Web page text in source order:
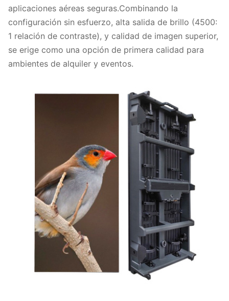
aplicaciones aéreas seguras.Combinando la
configuración sin esfuerzo, alta salida de brillo (4500:
1 relación de contraste), y calidad de imagen superior,
se erige como una opción de primera calidad para
ambientes de alquiler y eventos.